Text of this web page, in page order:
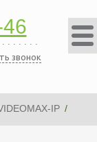
звонок
IP